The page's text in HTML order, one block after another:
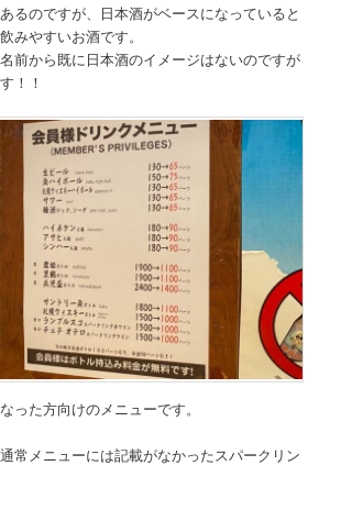
るのですが、
日本酒がベースになっていると
みやすいお酒です。
前から既に日本酒のイメージはないのですが
！！
った方向けのメニューです。
常メニューには記載がなかったスパークリン